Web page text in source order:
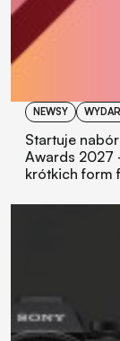
NEWSY
Startuje
Awards
krótkich form